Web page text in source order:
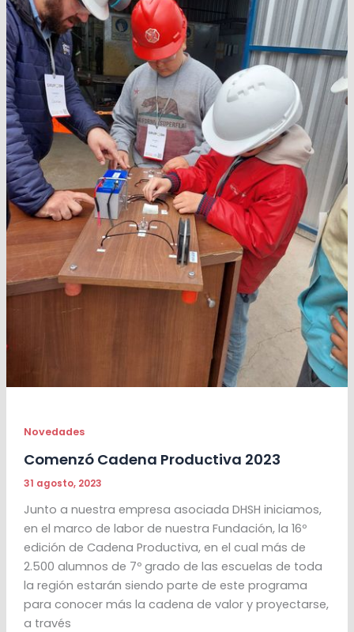
Novedades
Comenzó Cadena Productiva 2023
31 agosto, 2023
Junto a nuestra empresa asociada DHSH iniciamos,
en el marco de labor de nuestra Fundación, la 16º
edición de Cadena Productiva, en el cual más de
2.500 alumnos de 7º grado de las escuelas de toda
la región estarán siendo parte de este programa
para conocer más la cadena de valor y proyectarse,
a través